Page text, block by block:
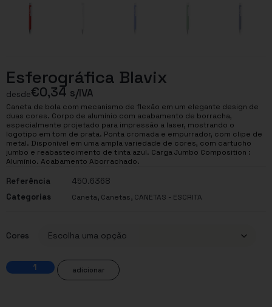
Esferográfica Blavix
desde€0,34 s/IVA
Caneta de bola com mecanismo de flexão em um elegante design de
duas cores. Corpo de alumínio com acabamento de borracha,
especialmente projetado para impressão a laser, mostrando o
logotipo em tom de prata. Ponta cromada e empurrador, com clipe de
metal. Disponível em uma ampla variedade de cores, com cartucho
jumbo e reabastecimento de tinta azul. Carga Jumbo Composition :
Alumínio. Acabamento Aborrachado.
Referência
450.6368
Categorias
Caneta, Canetas, CANETAS - ESCRITA
Cores
adicionar